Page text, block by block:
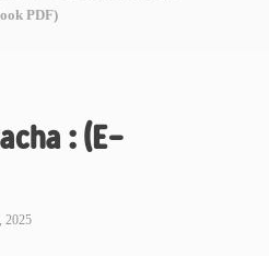
PDF)
: (E-
2025